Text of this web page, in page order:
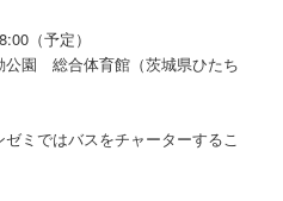
（予定）
園 総合体育館（茨城県ひたち
ミではバスをチャーターするこ